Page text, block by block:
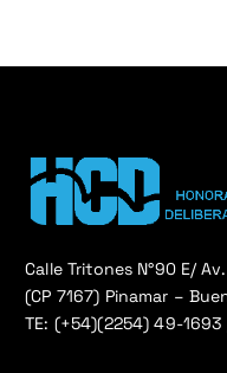
Calle Tritones N°90 E/
(CP 7167) Pinamar –
TE: (+54)(2254) 49-